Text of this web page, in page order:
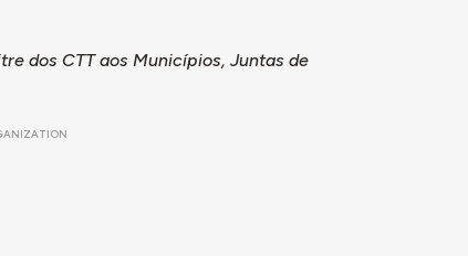
dos CTT aos Municípios, Juntas de